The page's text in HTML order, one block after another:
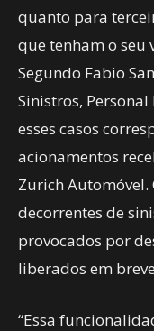
quanto para
que tenham o
Segundo Fabio
Sinistros,
esses casos
acionamentos
Zurich Automóvel.
decorrentes de
provocados por
liberados em
“Essa